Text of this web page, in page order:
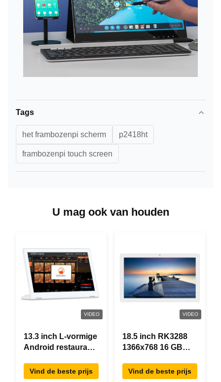
Tags
het frambozenpi scherm p2418ht
frambozenpi touch screen
U mag ook van houden
VIDEO
13.3 inch L-vormige
Android restaurant
1920×1080
touchscreen, WiFi
Vind de beste prijs
VIDEO
18.5 inch RK3288
1366x768 16 GB
One Android Tablet
Modern ontwerp
Vind de beste prijs